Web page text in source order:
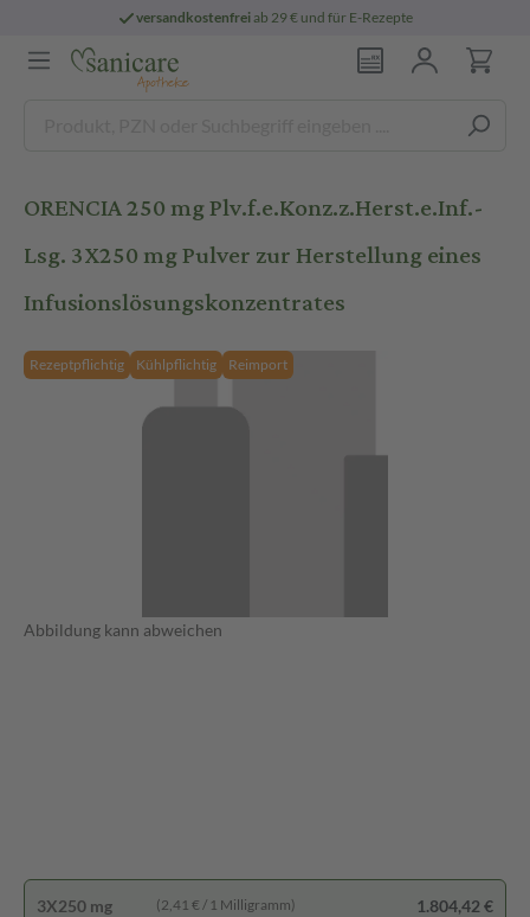
versandkostenfreiab 29 € und für E-Rezepte
ORENCIA 250 mg Plv.f.e.Konz.z.Herst.e.Inf.-
Lsg. 3X250 mg Pulver zur Herstellung eines
Infusionslösungskonzentrates
Rezeptpflichtig Kühlpflichtig Reimport
Abbildung kann abweichen
3X250 mg (2,41 € / 1 Milligramm) 1.804,42 €